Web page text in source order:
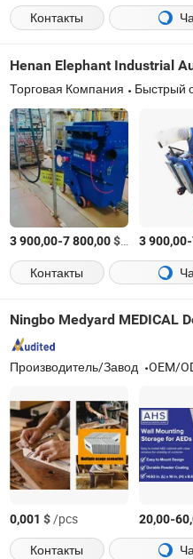
Контакты
Henan Elephant Industrial
Торговая Компания Быстрый
3 900,00-7 800,00$/Комплект
3 900,00-
Контакты
Ningbo Medyard MEDICAL
Производитель/Завод OEM/
0,001 $/pcs 20,00-
Контакты